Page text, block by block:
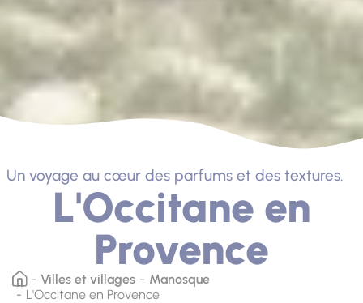
L'Occitane en
Provence
Un voyage au cœur des parfums et des textures.
Villes et villages
Manosque
L'Occitane en Provence